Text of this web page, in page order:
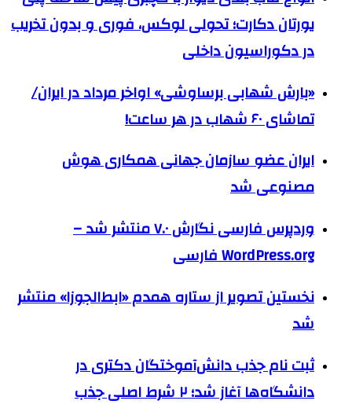
یورتان دکارت؛ تحولی لوکس، فوری و بدون تخریب
در دکوراسیون داخلی
«بارش شهابی برساوشی» اواخر مرداد در ایران/
تماشای ۶۰ شهاب در هر ساعت!
ایران عضو سازمان جهانی همکاری هوش
مصنوعی شد
وردپرس فارسی نگارش ۷.۰ منتشر شد –
WordPress.org فارسی
نخستین تصویر از ستاره همدم «ابط‌الجوزا» منتشر
شد
ثبت نام جذب دانش‌آموختگان دکتری در
دانشگاه‌ها آغاز شد؛ ۲ شرط اصلی جذب